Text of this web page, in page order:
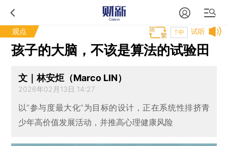
观点 试听
T中
孩子的大脑，不该是算法的试验田
文｜林安炬（Marco LIN）
2026年02月13日 14:27
以“参与度最大化”为目标的设计，正在系统性排挤青
少年高价值发展活动，并推高心理健康风险